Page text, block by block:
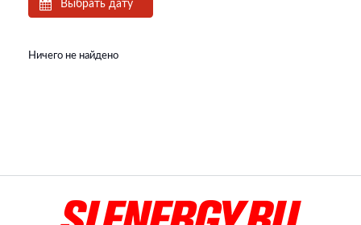
Выбрать дату
Ничего не найдено